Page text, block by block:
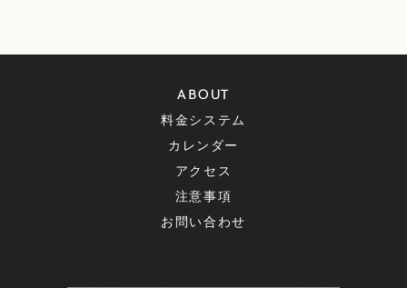
ABOUT
料金システム
カレンダー
アクセス
注意事項
お問い合わせ